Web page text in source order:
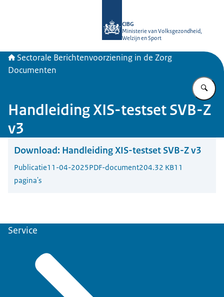
CIBG
Ministerie van Volksgezondheid,
Welzijn en Sport
Sectorale Berichtenvoorziening in de Zorg
Documenten
Handleiding XIS-testset SVB-Z
v3
Download: Handleiding XIS-testset SVB-Z v3
Publicatie11-04-2025PDF-document204.32 KB11
pagina's
Service